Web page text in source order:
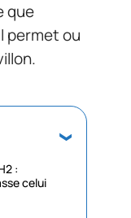
que
permet ou
:
celui